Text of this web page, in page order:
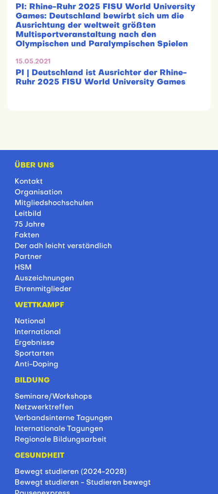
PI: Rhine-Ruhr 2025 FISU World University
Games: Deutschland bewirbt sich um die
Ausrichtung der weltweit größten
Multisportveranstaltung nach den
Olympischen und Paralympischen Spielen
15.05.2021
PI | Deutschland ist Ausrichter der Rhine-
Ruhr 2025 FISU World University Games
ÜBER UNS
Kontakt
Organisation
Mitgliedshochschulen
Leitbild
75 Jahre
Fakten
Der adh leicht verständlich
Partner
HSM
Auszeichnungen
Ehrenmitglieder
WETTKAMPF
National
International
Ergebnisse
Sportarten
Anti-Doping
BILDUNG
Seminare/Workshops
Netzwerktreffen
Verbandsinterne Tagungen
Internationale Tagungen
Regionale Bildungsarbeit
GESUNDHEIT
Bewegt studieren (2024-2028)
Bewegt studieren - Studieren bewegt